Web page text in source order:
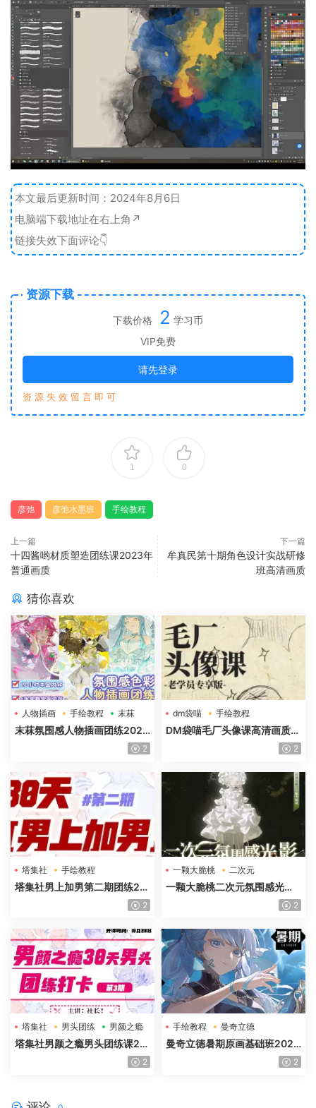
本文最后更新时间：2024年8月6日
电脑端下载地址在右上角↗️
链接失效下面评论👇
资源下载
下载价格 2 学习币
VIP免费
请先登录
资 源 失 效 留 言 即 可
1 0
彦弛 彦弛水墨班 手绘教程
上一篇
十四酱哟材质塑造团练课2023年
普通画质
下一篇
牟真民第十期角色设计实战研修
班高清画质
猜你喜欢
人物插画 手绘教程 末菻
末菻氛围感人物插画团练2025
2
dm袋喵
手绘教程
毛厂头像
DM袋喵毛厂头像课高清画质含
2
塔集社 手绘教程
塔集社男上加男第二期团练20
2
一颗大脆桃
二次元
光影特训班
一颗大脆桃二次元氛围感光影
特训班第5期2025年高清画质2
塔集社 男头团练 男颜之瘾
塔集社男颜之瘾男头团练课20
2
手绘教程 曼奇立德
曼奇立德暑期原画基础班2025
2